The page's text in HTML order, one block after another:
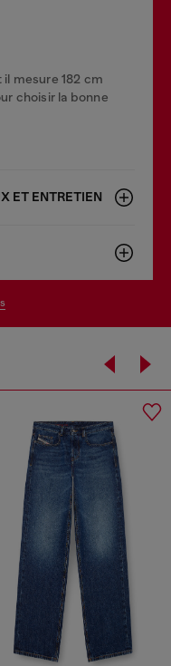
mesure 182 cm
choisir la bonne
ET ENTRETIEN